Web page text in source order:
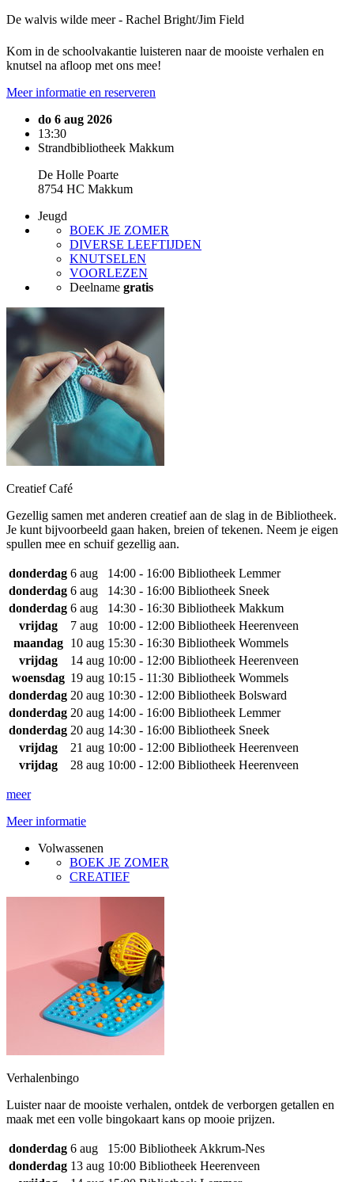
De walvis wilde meer - Rachel Bright/Jim Field
Kom in de schoolvakantie luisteren naar de mooiste verhalen en
knutsel na afloop met ons mee!
Meer informatie en reserveren
do 6 aug 2026
13:30
Strandbibliotheek Makkum
De Holle Poarte
8754 HC Makkum
Jeugd
BOEK JE ZOMER
DIVERSE LEEFTIJDEN
KNUTSELEN
VOORLEZEN
Deelname gratis
Creatief Café
Gezellig samen met anderen creatief aan de slag in de Bibliotheek.
Je kunt bijvoorbeeld gaan haken, breien of tekenen. Neem je eigen
spullen mee en schuif gezellig aan.
donderdag 6 aug 14:00 - 16:00 Bibliotheek Lemmer
donderdag 6 aug 14:30 - 16:00 Bibliotheek Sneek
donderdag 6 aug 14:30 - 16:30 Bibliotheek Makkum
vrijdag
7 aug 10:00 - 12:00 Bibliotheek Heerenveen
maandag
10 aug 15:30 - 16:30 Bibliotheek Wommels
vrijdag
14 aug 10:00 - 12:00 Bibliotheek Heerenveen
woensdag 19 aug 10:15 - 11:30 Bibliotheek Wommels
donderdag 20 aug 10:30 - 12:00 Bibliotheek Bolsward
donderdag 20 aug 14:00 - 16:00 Bibliotheek Lemmer
donderdag 20 aug 14:30 - 16:00 Bibliotheek Sneek
vrijdag
21 aug 10:00 - 12:00 Bibliotheek Heerenveen
vrijdag
28 aug 10:00 - 12:00 Bibliotheek Heerenveen
meer
Meer informatie
Volwassenen
BOEK JE ZOMER
CREATIEF
Verhalenbingo
Luister naar de mooiste verhalen, ontdek de verborgen getallen en
maak met een volle bingokaart kans op mooie prijzen.
donderdag 6 aug 15:00 Bibliotheek Akkrum-Nes
donderdag 13 aug 10:00 Bibliotheek Heerenveen